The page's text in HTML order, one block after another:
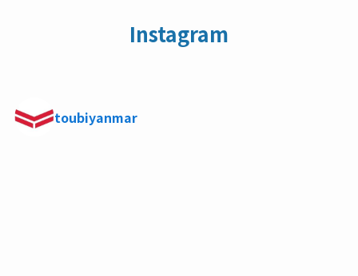
Instagram
toubiyanmar